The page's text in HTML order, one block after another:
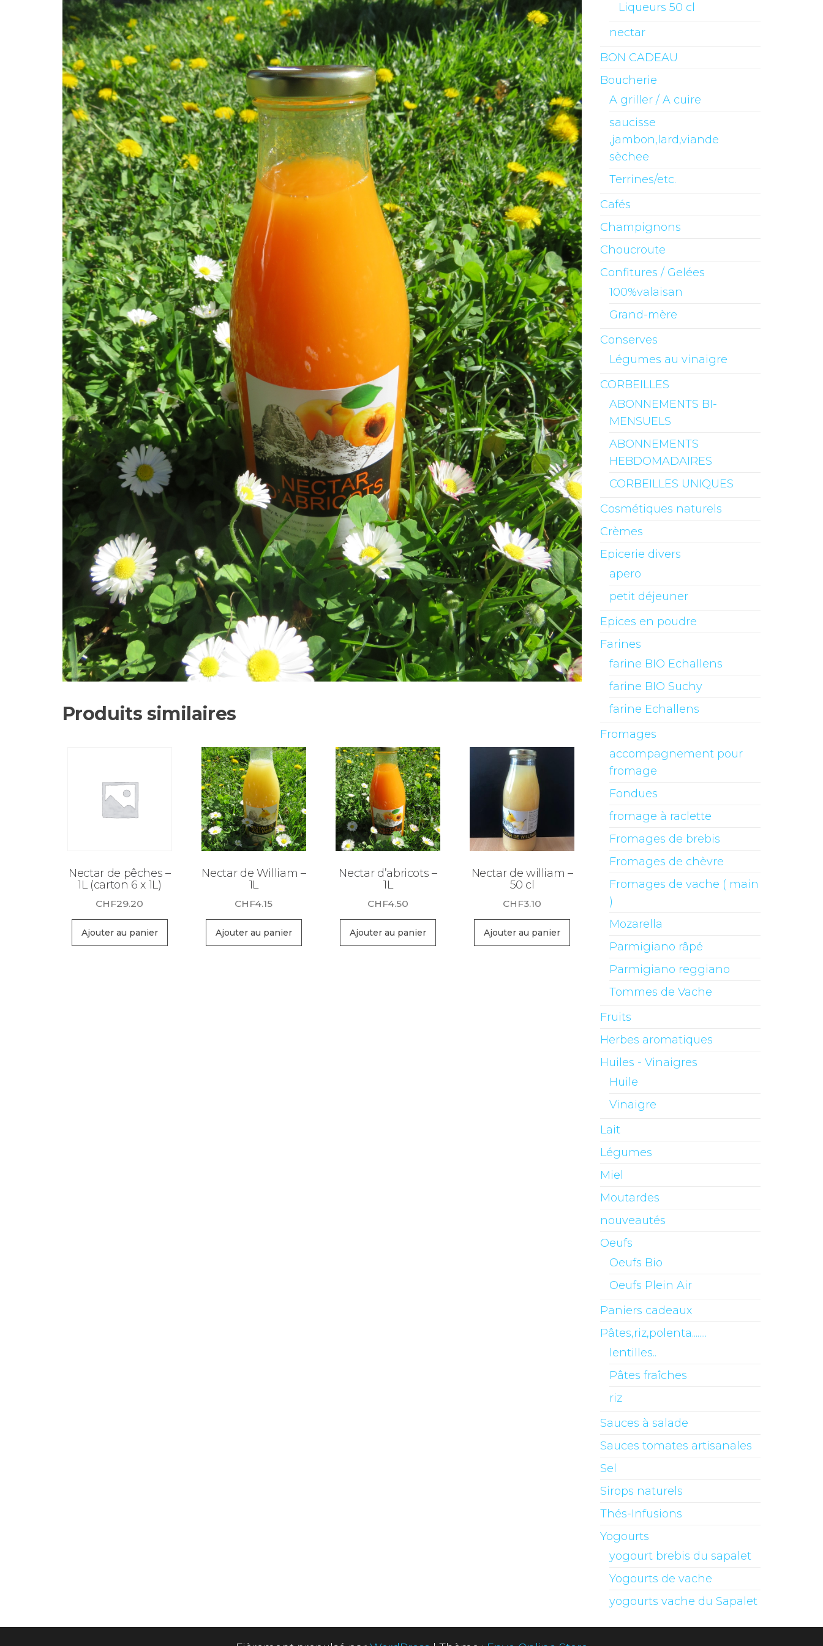
Produits similaires
Nectar de pêches –
1L (carton 6 x 1L)
CHF29.20
Ajouter au panier
Nectar de William –
1L
CHF4.15
Ajouter au panier
Nectar d’abricots –
1L
CHF4.50
Ajouter au panier
Nectar de william –
50 cl
CHF3.10
Ajouter au panier
Liqueurs 50 cl
nectar
BON CADEAU
Boucherie
A griller / A cuire
saucisse
,jambon,lard,viande
sèchee
Terrines/etc.
Cafés
Champignons
Choucroute
Confitures / Gelées
100%valaisan
Grand-mère
Conserves
Légumes au vinaigre
CORBEILLES
ABONNEMENTS BI-
MENSUELS
ABONNEMENTS
HEBDOMADAIRES
CORBEILLES UNIQUES
Cosmétiques naturels
Crèmes
Epicerie divers
apero
petit déjeuner
Epices en poudre
Farines
farine BIO Echallens
farine BIO Suchy
farine Echallens
Fromages
accompagnement pour
fromage
Fondues
fromage à raclette
Fromages de brebis
Fromages de chèvre
Fromages de vache ( main
)
Mozarella
Parmigiano râpé
Parmigiano reggiano
Tommes de Vache
Fruits
Herbes aromatiques
Huiles - Vinaigres
Huile
Vinaigre
Lait
Légumes
Miel
Moutardes
nouveautés
Oeufs
Oeufs Bio
Oeufs Plein Air
Paniers cadeaux
Pâtes,riz,polenta........
lentilles..
Pâtes fraîches
riz
Sauces à salade
Sauces tomates artisanales
Sel
Sirops naturels
Thés-Infusions
Yogourts
yogourt brebis du sapalet
Yogourts de vache
yogourts vache du Sapalet